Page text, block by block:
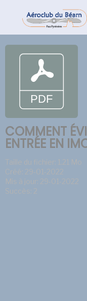
COMMENT
ENTRÉE EN
Taille du fichier: 1.21 Mo
Créé: 29-01-2022
Mis à jour: 29-01-2022
Succès: 2